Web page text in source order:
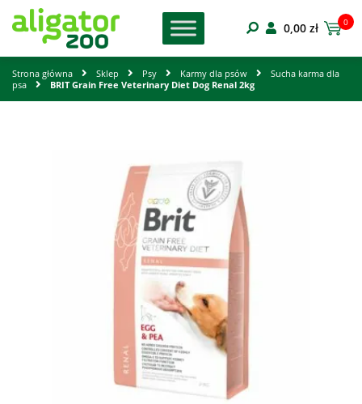
0,00 zł 0
Strona główna Sklep Psy Karmy dla psów
Sucha karma dla
psa
BRIT Grain Free Veterinary Diet Dog Renal 2kg